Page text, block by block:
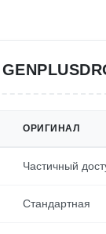
ОРИГИНАЛ
Частичный
Стандартная